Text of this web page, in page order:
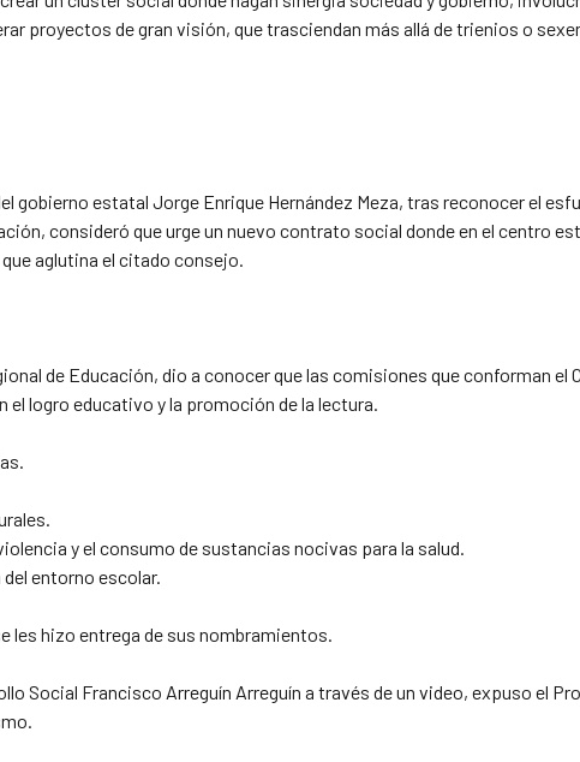
proyectos de gran visión, que trasciendan más allá de trienios o
gobierno estatal Jorge Enrique Hernández Meza, tras reconocer el
consideró que urge un nuevo contrato social donde en el centro
aglutina el citado consejo.
de Educación, dio a conocer que las comisiones que conforman
logro educativo y la promoción de la lectura.
y el consumo de sustancias nocivas para la salud.
entorno escolar.
les hizo entrega de sus nombramientos.
Social Francisco Arreguín Arreguín a través de un video, expuso el